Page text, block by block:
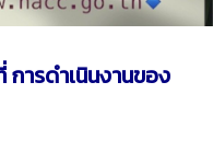
การดำเนินงานของ